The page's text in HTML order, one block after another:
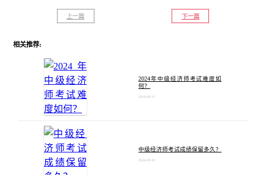
上一篇 下一篇
相关推荐:
2024年中级经济师考试难度如
何？
2024-09-11
中级经济师考试成绩保留多久？
2024-09-10